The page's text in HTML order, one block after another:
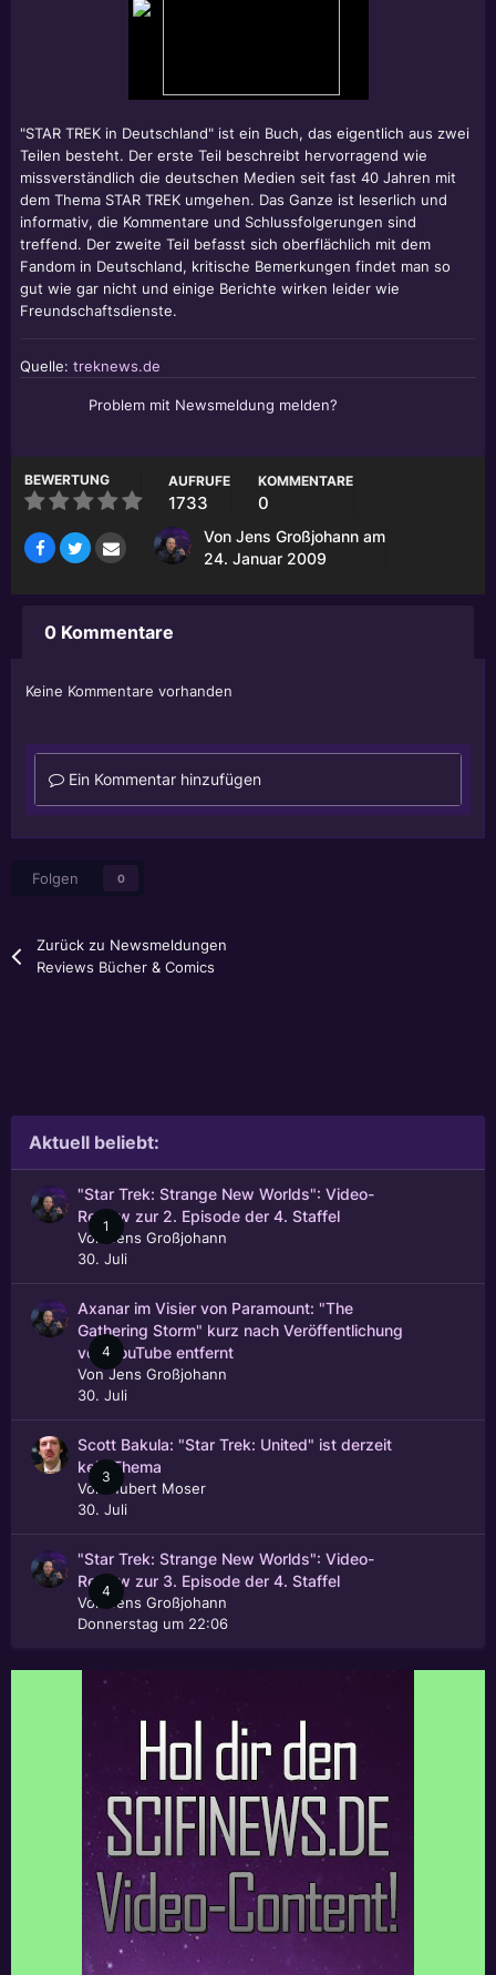
"STAR TREK in Deutschland" ist ein Buch, das eigentlich aus zwei
Teilen besteht. Der erste Teil beschreibt hervorragend wie
missverständlich die deutschen Medien seit fast 40 Jahren mit
dem Thema STAR TREK umgehen. Das Ganze ist leserlich und
informativ, die Kommentare und Schlussfolgerungen sind
treffend. Der zweite Teil befasst sich oberflächlich mit dem
Fandom in Deutschland, kritische Bemerkungen findet man so
gut wie gar nicht und einige Berichte wirken leider wie
Freundschaftsdienste.
Quelle: treknews.de
Problem mit Newsmeldung melden?
BEWERTUNG AUFRUFE
1733
KOMMENTARE
0
Von Jens Großjohann am
24. Januar 2009
0 Kommentare
Keine Kommentare vorhanden
Ein Kommentar hinzufügen
Folgen 0
Zurück zu Newsmeldungen
Reviews Bücher & Comics
Aktuell beliebt:
1
"Star Trek: Strange New Worlds": Video-
Review zur 2. Episode der 4. Staffel
Von
Jens Großjohann
30. Juli
4
Axanar im Visier von Paramount: "The
Gathering Storm" kurz nach Veröffentlichung
von YouTube entfernt
VonJens Großjohann
30. Juli
3
Scott Bakula: "Star Trek: United" ist derzeit
kein Thema
Von
Hubert Moser
30. Juli
4
"Star Trek: Strange New Worlds": Video-
Review zur 3. Episode der 4. Staffel
Von
Jens Großjohann
Donnerstag um 22:06